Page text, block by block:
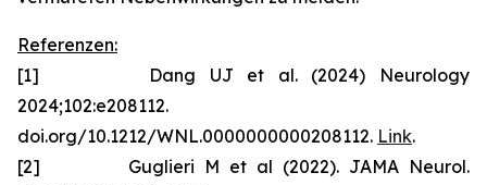
Referenzen:
[1] Dang UJ et al. (2024) Neurology
2024;102:e208112.
doi.org/10.1212/WNL.0000000000208112. Link.
[2] Guglieri M et al (2022). JAMA Neurol.